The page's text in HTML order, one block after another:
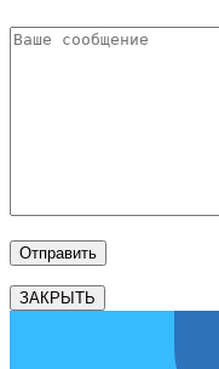
ЗАКРЫТЬ